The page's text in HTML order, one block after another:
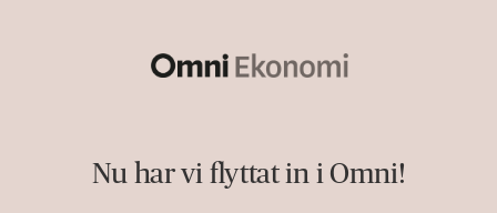
Nu har vi flyttat in i Omni!